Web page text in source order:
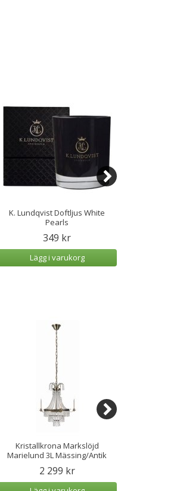
K. Lundqvist Doftljus White
Pearls
349 kr
Lägg i varukorg
Kristallkrona Markslöjd
Marielund 3L Mässing/Antik
2 299 kr